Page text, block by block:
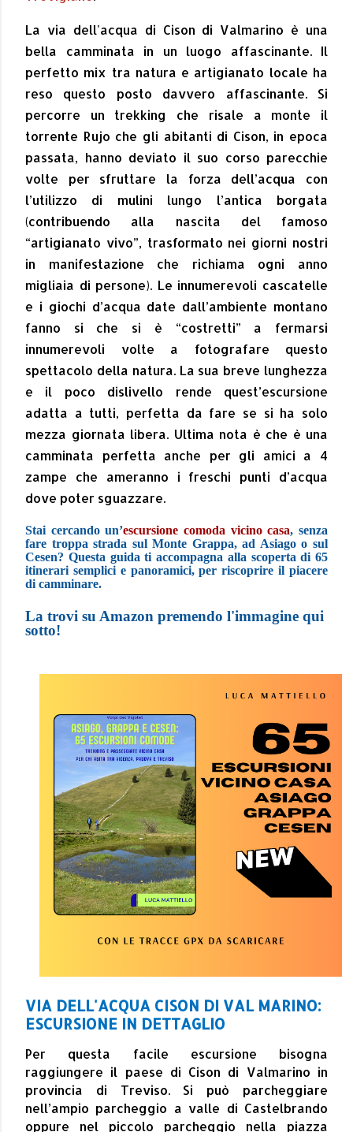
La via dell'acqua di Cison di Valmarino è una
bella camminata in un luogo affascinante. Il
perfetto mix tra natura e artigianato locale ha
reso questo posto davvero affascinante. Si
percorre un trekking che risale a monte il
torrente Rujo che gli abitanti di Cison, in epoca
passata, hanno deviato il suo corso parecchie
volte per sfruttare la forza dell’acqua con
l’utilizzo di mulini lungo l’antica borgata
(contribuendo alla nascita del famoso
“artigianato vivo”, trasformato nei giorni nostri
in manifestazione che richiama ogni anno
migliaia di persone). Le innumerevoli cascatelle
e i giochi d’acqua date dall’ambiente montano
fanno si che si è “costretti” a fermarsi
innumerevoli volte a fotografare questo
spettacolo della natura. La sua breve lunghezza
e il poco dislivello rende quest’escursione
adatta a tutti, perfetta da fare se si ha solo
mezza giornata libera. Ultima nota è che è una
camminata perfetta anche per gli amici a 4
zampe che ameranno i freschi punti d’acqua
dove poter sguazzare.
Stai cercando un’escursione comoda vicino casa, senza
fare troppa strada sul Monte Grappa, ad Asiago o sul
Cesen? Questa guida ti accompagna alla scoperta di 65
itinerari semplici e panoramici, per riscoprire il piacere
di camminare.
La trovi su Amazon premendo l'immagine qui
sotto!
VIA DELL'ACQUA CISON DI VAL MARINO:
ESCURSIONE IN DETTAGLIO
Per questa facile escursione bisogna
raggiungere il paese di Cison di Valmarino in
provincia di Treviso. Si può parcheggiare
nell’ampio parcheggio a valle di Castelbrando
oppure nel piccolo parcheggio nella piazza